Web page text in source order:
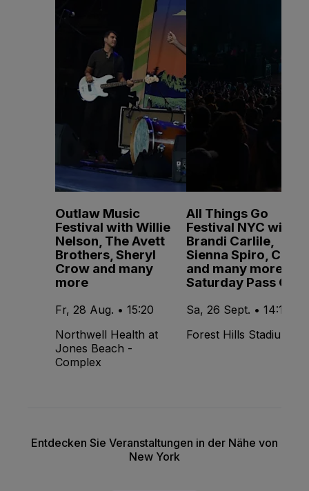
Outlaw Music
Festival with Willie
Nelson, The Avett
Brothers, Sheryl
Crow and many
more
Fr, 28 Aug. • 15:20
Northwell Health at
Jones Beach -
Complex
All Things Go
Festival NYC with
Brandi Carlile,
Sienna Spiro, CMAT
and many more -
Saturday Pass Only
Sa, 26 Sept. • 14:15
Forest Hills Stadium
Entdecken Sie Veranstaltungen in der Nähe von
New York